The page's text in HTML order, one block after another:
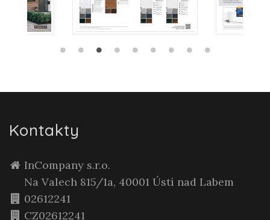
Kontakty
InCompany s.r.o.
Na Valech 815/1a, 40001 Ústí nad Labem
02612241
CZ02612241